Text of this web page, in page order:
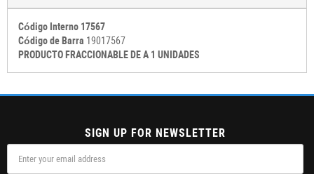
Código Interno 17567
Código de Barra 19017567
PRODUCTO FRACCIONABLE DE A 1 UNIDADES
SIGN UP FOR NEWSLETTER